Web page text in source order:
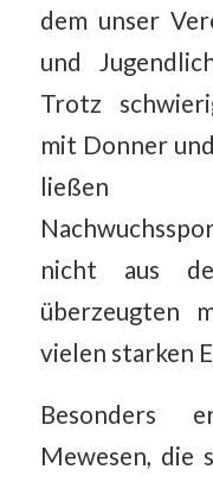
dem unser
und
Trotz
mit Donner
ließen
nicht aus
überzeugten
vielen starken
Besonders
Mewesen, die